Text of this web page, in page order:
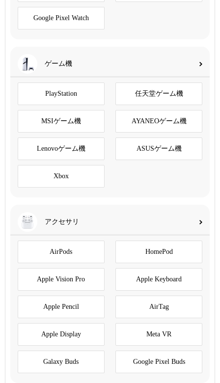
Google Pixel Watch
ゲーム機
PlayStation 任天堂ゲーム機
MSIゲーム機 AYANEOゲーム機
Lenovoゲーム機 ASUSゲーム機
Xbox
アクセサリ
AirPods HomePod
Apple Vision Pro Apple Keyboard
Apple Pencil AirTag
Apple Display Meta VR
Galaxy Buds Google Pixel Buds